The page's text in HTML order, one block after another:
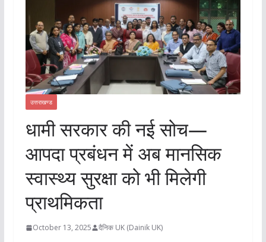
उत्तराखण्ड
धामी सरकार की नई सोच—
आपदा प्रबंधन में अब मानसिक
स्वास्थ्य सुरक्षा को भी मिलेगी
प्राथमिकता
October 13, 2025 दैनिक UK (Dainik UK)